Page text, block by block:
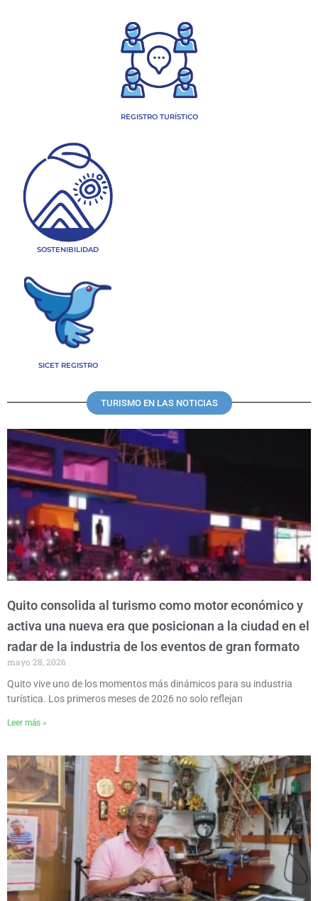
REGISTRO TURÍSTICO
SOSTENIBILIDAD
SICET REGISTRO
TURISMO EN LAS NOTICIAS
Quito consolida al turismo como motor económico y
activa una nueva era que posicionan a la ciudad en el
radar de la industria de los eventos de gran formato
mayo 28, 2026
Quito vive uno de los momentos más dinámicos para su industria
turística. Los primeros meses de 2026 no solo reflejan
Leer más »
P
a
P
a
g
P
a
g
P
a
g
a
g